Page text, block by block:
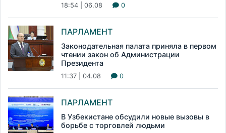
18:54 | 06.08 0
ПАРЛАМЕНТ
Законодательная палата приняла в первом
чтении закон об Администрации
Президента
11:37 | 04.08 0
ПАРЛАМЕНТ
В Узбекистане обсудили новые вызовы в
борьбе с торговлей людьми